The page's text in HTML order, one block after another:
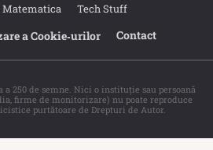
Matematica Tech Stuff
a Cookie‐urilor Contact
250 de semne. Nici o instituţie sau persoană
firme de monitorizare) nu poate reproduce
purtătoare de Drepturi de Autor.